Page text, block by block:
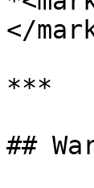
</
***
##